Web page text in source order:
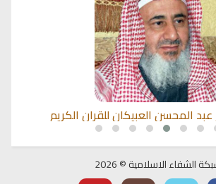
عبد المحسن العبيكان للقران الكريم
الشفاء الاسلامية © 2026